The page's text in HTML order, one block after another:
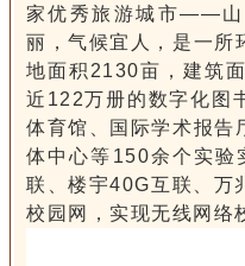
家优秀旅游城市——山
丽，气候宜人，是一所
地面积2130亩，建筑
近122万册的数字化图
体育馆、国际学术报告
体中心等150余个实验
联、楼宇40G互联、万
校园网，实现无线网络